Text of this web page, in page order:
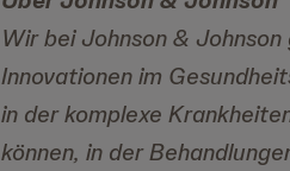
Wir bei Johnson &
Innovationen im
in der komplexe
können, in der